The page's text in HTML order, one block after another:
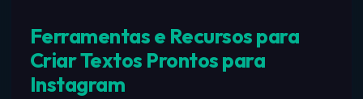
Ferramentas e Recursos para
Criar Textos Prontos para
Instagram